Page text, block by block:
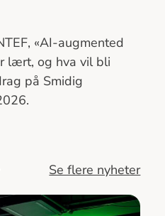
«AI-augmented
lært, og hva vil bli
på Smidig
Se flere nyheter